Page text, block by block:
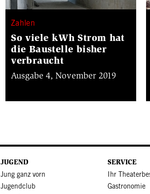
Zahlen
So viele kWh Strom hat
die Baustelle bisher
verbraucht
Ausgabe 4, November 2019
JUGEND
Jung ganz vorn
Jugendclub
SERVICE
Ihr
Gastronomie